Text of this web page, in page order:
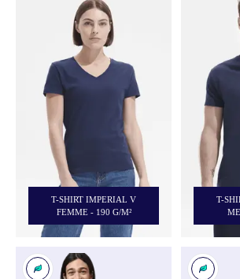
T-SHIRT IMPERIAL V
FEMME - 190 G/M²
T-